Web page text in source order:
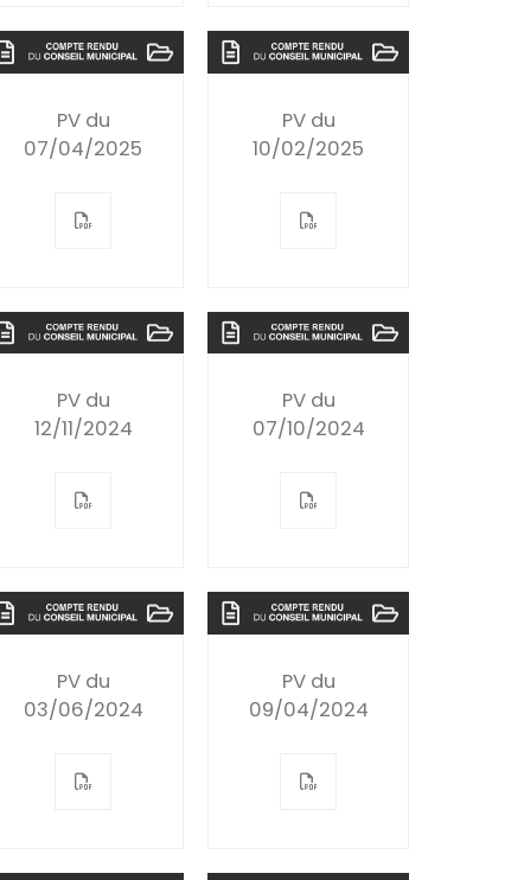
PV du
07/04/2025
PV du
10/02/2025
PV du
12/11/2024
PV du
07/10/2024
PV du
03/06/2024
PV du
09/04/2024